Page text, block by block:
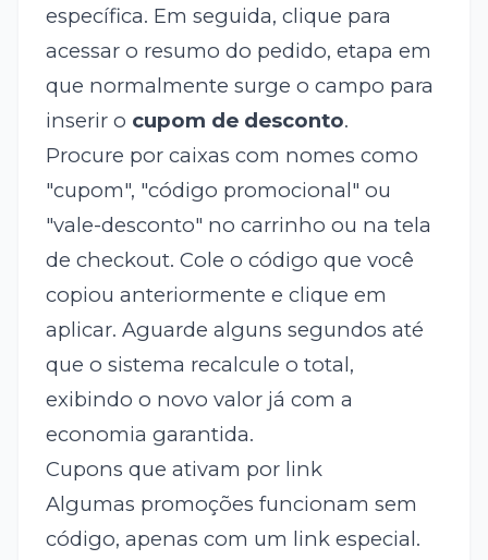
específica. Em seguida, clique para
acessar o resumo do pedido, etapa em
que normalmente surge o campo para
inserir o cupom de desconto.
Procure por caixas com nomes como
"cupom", "código promocional" ou
"vale-desconto" no carrinho ou na tela
de checkout. Cole o código que você
copiou anteriormente e clique em
aplicar. Aguarde alguns segundos até
que o sistema recalcule o total,
exibindo o novo valor já com a
economia garantida.
Cupons que ativam por link
Algumas promoções funcionam sem
código, apenas com um link especial.